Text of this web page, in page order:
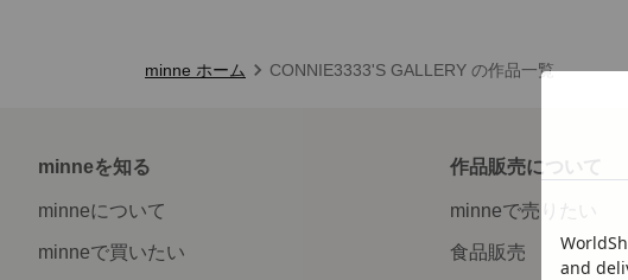
minne ホーム CONNIE3333'S GALLERY の作品一覧
minneを知る
minneについて
minneで買いたい
作品販売について
minneで売りたい
食品販売